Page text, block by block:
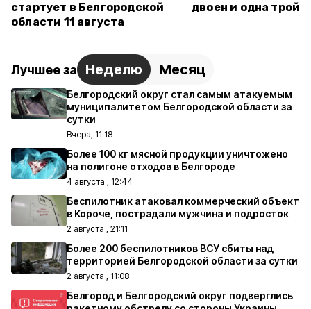
стартует в Белгородской
области 11 августа
двоен и одна
Лучшее за Неделю Месяц
Белгородский округ стал самым атакуемым
муниципалитетом Белгородской области за
сутки
Вчера, 11:18
Более 100 кг мясной продукции уничтожено
на полигоне отходов в Белгороде
4 августа , 12:44
Беспилотник атаковал коммерческий объект
в Короче, пострадали мужчина и подросток
2 августа , 21:11
Более 200 беспилотников ВСУ сбиты над
территорией Белгородской области за сутки
2 августа , 11:08
Белгород и Белгородский округ подверглись